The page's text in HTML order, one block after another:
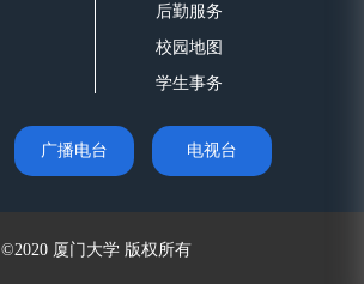
后勤服务
校园地图
学生事务
广播电台 电视台
©2020 厦门大学 版权所有